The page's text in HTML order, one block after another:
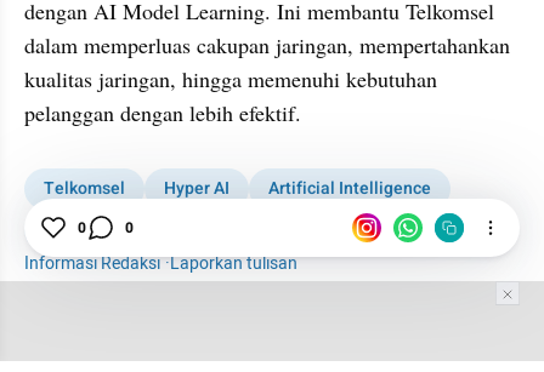
dengan AI Model Learning. Ini membantu Telkomsel
dalam memperluas cakupan jaringan, mempertahankan
kualitas jaringan, hingga memenuhi kebutuhan
pelanggan dengan lebih efektif.
Telkomsel Hyper AI
Artificial Intelligence
AI for Indonesia
Informasi Redaksi·Laporkan tulisan
0 0